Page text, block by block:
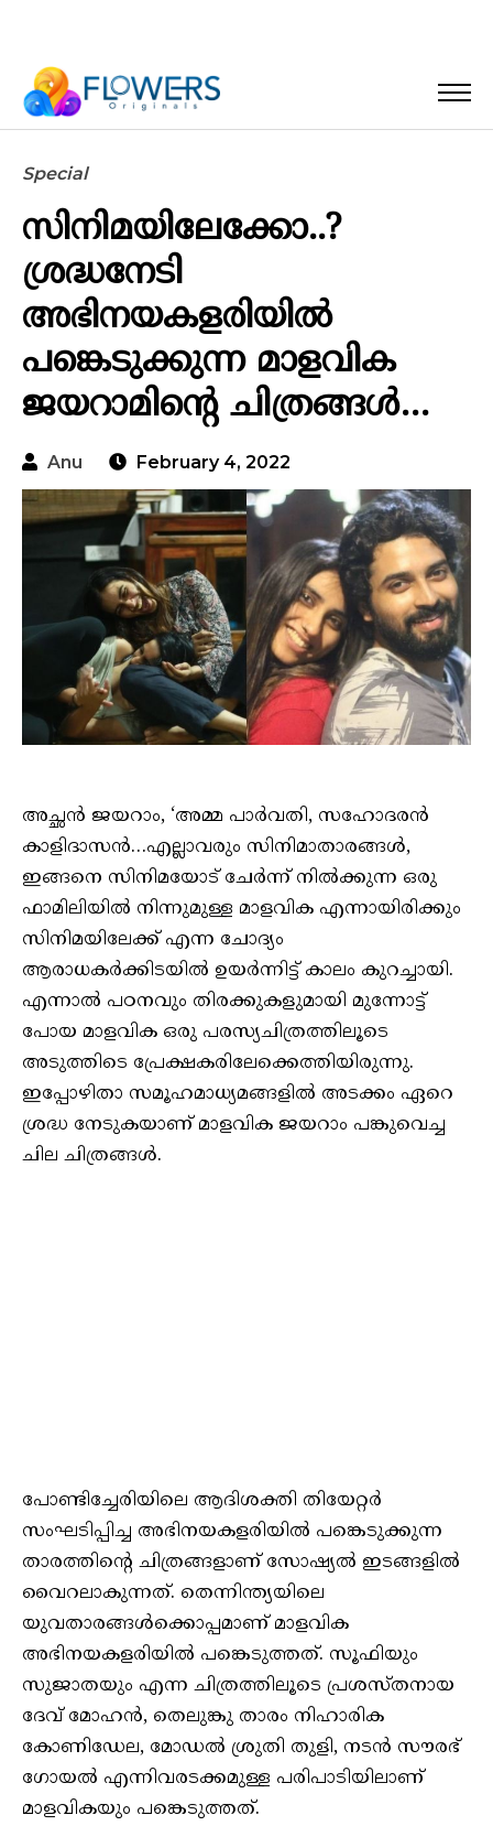
Special
സിനിമയിലേക്കോ..?
ശ്രദ്ധനേടി
അഭിനയകളരിയിൽ
പങ്കെടുക്കുന്ന മാളവിക
ജയറാമിന്റെ ചിത്രങ്ങൾ…
Anu February 4, 2022
അച്ഛൻ ജയറാം, ‘അമ്മ പാർവതി, സഹോദരൻ
കാളിദാസൻ…എല്ലാവരും സിനിമാതാരങ്ങൾ,
ഇങ്ങനെ സിനിമയോട് ചേർന്ന് നിൽക്കുന്ന ഒരു
ഫാമിലിയിൽ നിന്നുമുള്ള മാളവിക എന്നായിരിക്കും
സിനിമയിലേക്ക് എന്ന ചോദ്യം
ആരാധകർക്കിടയിൽ ഉയർന്നിട്ട് കാലം കുറച്ചായി.
എന്നാൽ പഠനവും തിരക്കുകളുമായി മുന്നോട്ട്
പോയ മാളവിക ഒരു പരസ്യചിത്രത്തിലൂടെ
അടുത്തിടെ പ്രേക്ഷകരിലേക്കെത്തിയിരുന്നു.
ഇപ്പോഴിതാ സമൂഹമാധ്യമങ്ങളിൽ അടക്കം ഏറെ
ശ്രദ്ധ നേടുകയാണ് മാളവിക ജയറാം പങ്കുവെച്ച
ചില ചിത്രങ്ങൾ.
പോണ്ടിച്ചേരിയിലെ ആദിശക്തി തിയേറ്റർ
സംഘടിപ്പിച്ച അഭിനയകളരിയിൽ പങ്കെടുക്കുന്ന
താരത്തിന്റെ ചിത്രങ്ങളാണ് സോഷ്യൽ ഇടങ്ങളിൽ
വൈറലാകുന്നത്. തെന്നിന്ത്യയിലെ
യുവതാരങ്ങൾക്കൊപ്പമാണ് മാളവിക
അഭിനയകളരിയിൽ പങ്കെടുത്തത്. സൂഫിയും
സുജാതയും എന്ന ചിത്രത്തിലൂടെ പ്രശസ്തനായ
ദേവ് മോഹൻ, തെലുങ്കു താരം നിഹാരിക
കോണിഡേല, മോഡൽ‌ ശ്രുതി തുളി, നടൻ സൗരഭ്
ഗോയൽ എന്നിവരടക്കമുള്ള പരിപാടിയിലാണ്
മാളവികയും പങ്കെടുത്തത്.